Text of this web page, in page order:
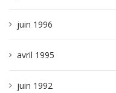
juin 1996
avril 1995
juin 1992